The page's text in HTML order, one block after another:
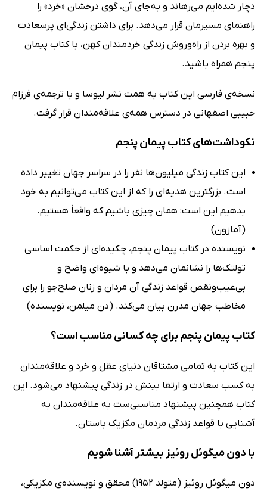
دچار شده‌ایم می‌رهاند و به‌جای آن، گوی درخشان «خرد» را
راهنمای مسیرمان قرار می‌دهد. برای داشتن زندگی‌ای پرسعادت
و بهره‌ بردن از راه‌وروش زندگی خردمندان کهن، با کتاب پیمان
پنجم همراه باشید.
نسخه‌ی فارسی این کتاب به همت نشر لیوسا و با ترجمه‌ی فرزام
حبیبی اصفهانی در دسترس همه‌ی علاقه‌مندان قرار گرفت.
نکوداشت‌های کتاب پیمان پنجم
این کتاب زندگی میلیون‌ها نفر را در سراسر جهان تغییر داده
است. بزرگترین هدیه‌ای را که از این کتاب می‌توانیم به خود
بدهیم این است: همان چیزی باشیم که واقعاً هستیم.
(آمازون)
نویسنده در کتاب پیمان پنجم، چکیده‌ای از حکمت اساسی
تولتک‌ها را نشانمان می‌دهد و با شیوه‌ای واضح و
بی‌عیب‌و‌نقص قواعد زندگی آن مردان و زنان صلح‌جو را برای
مخاطب جهان مدرن بیان می‌کند. (دن میلمن، نویسنده)
کتاب پیمان پنجم برای چه کسانی مناسب است؟
این کتاب به تمامی مشتاقان دنیای عقل و خرد و علاقه‌مندان
به کسب سعادت و ارتقا بینش در زندگی پیشنهاد می‌شود. این
کتاب همچنین پیشنهاد مناسبی‌ست به علاقه‌مندان به
آشنایی با قواعد زندگی مردمان مکزیک باستان.
با دون میگوئل روئیز بیشتر آشنا شویم
دون میگوئل روئیز (متولد 1952) محقق و نویسنده‌ی مکزیکی،